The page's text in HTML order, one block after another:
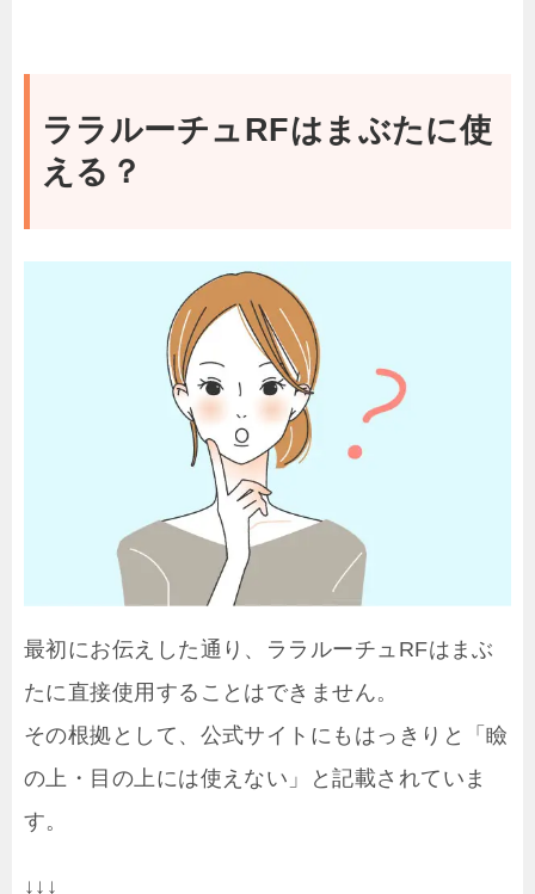
ララルーチュRFはまぶたに使
える？
最初にお伝えした通り、ララルーチュRFはまぶ
たに直接使用することはできません。
その根拠として、公式サイトにもはっきりと「瞼
の上・目の上には使えない」と記載されていま
す。
↓↓↓